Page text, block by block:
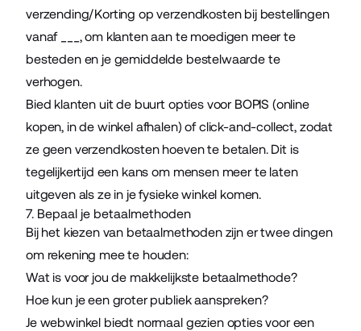
verzending/Korting op verzendkosten bij bestellingen
vanaf ___, om klanten aan te moedigen meer te
besteden en je gemiddelde bestelwaarde te
verhogen.
Bied klanten uit de buurt opties voor BOPIS (online
kopen, in de winkel afhalen) of click-and-collect, zodat
ze geen verzendkosten hoeven te betalen. Dit is
tegelijkertijd een kans om mensen meer te laten
uitgeven als ze in je fysieke winkel komen.
7. Bepaal je betaalmethoden
Bij het kiezen van betaalmethoden zijn er twee dingen
om rekening mee te houden:
Wat is voor jou de makkelijkste betaalmethode?
Hoe kun je een groter publiek aanspreken?
Je webwinkel biedt normaal gezien opties voor een